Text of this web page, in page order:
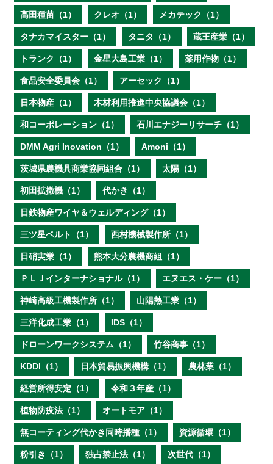
高田種苗（1） クレオ（1） メカテック（1）
タナカマイスター（1） タニタ（1） 蔵王産業（1）
トランク（1） 金星大島工業（1） 薬用作物（1）
食品安全委員会（1） アーセック（1）
日本物産（1） 木材利用推進中央協議会（1）
和コーポレーション（1） 石川エナジーリサーチ（1）
DMM Agri Inovation（1） Amoni（1）
茨城県農機具商業協同組合（1） 太陽（1）
初田拡撒機（1） 代かき（1）
日鉄物産ワイヤ＆ウェルディング（1）
三ツ星ベルト（1） 西村機械製作所（1）
日硝実業（1） 熊本大分農機商組（1）
ＰＬＪインターナショナル（1） エヌエス・ケー（1）
神崎高級工機製作所（1） 山陽熱工業（1）
三洋化成工業（1） IDS（1）
ドローンワークシステム（1） 竹谷商事（1）
KDDI（1） 日本貿易振興機構（1） 農林業（1）
経営所得安定（1） 令和３年産（1）
植物防疫法（1） オートモア（1）
無コーティング代かき同時播種（1） 資源循環（1）
粉引き（1） 独占禁止法（1） 次世代（1）